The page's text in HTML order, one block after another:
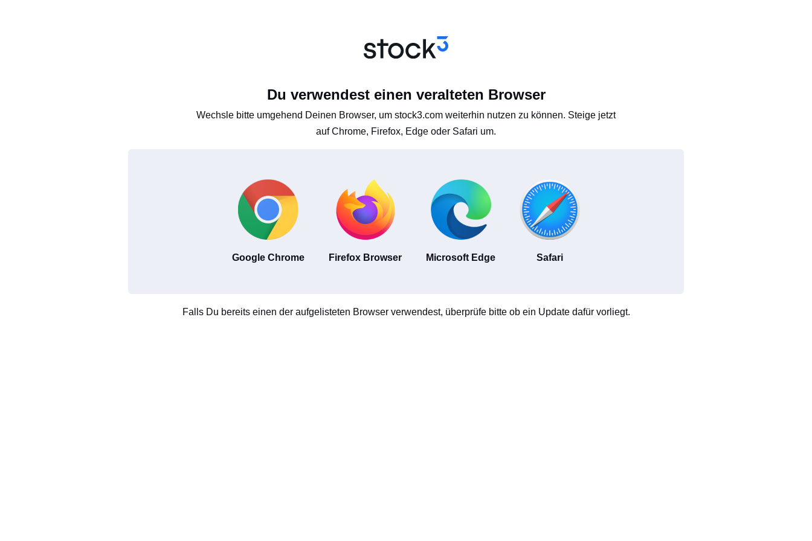
Du verwendest einen veralteten Browser
Wechsle bitte umgehend Deinen Browser, um stock3.com weiterhin nutzen zu können. Steige jetzt
auf Chrome, Firefox, Edge oder Safari um.
Google Chrome Firefox Browser Microsoft Edge Safari
Falls Du bereits einen der aufgelisteten Browser verwendest, überprüfe bitte ob ein Update dafür vorliegt.